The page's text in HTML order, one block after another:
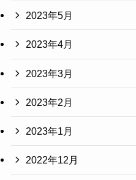
2023年5月
2023年4月
2023年3月
2023年2月
2023年1月
2022年12月